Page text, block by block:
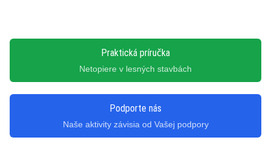
Praktická príručka
Netopiere v lesných stavbách
Podporte nás
Naše aktivity závisia od Vašej podpory